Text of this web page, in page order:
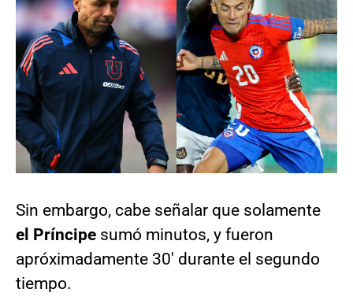
Sin embargo, cabe señalar que solamente
el Príncipe sumó minutos, y fueron
apróximadamente 30′ durante el segundo
tiempo.